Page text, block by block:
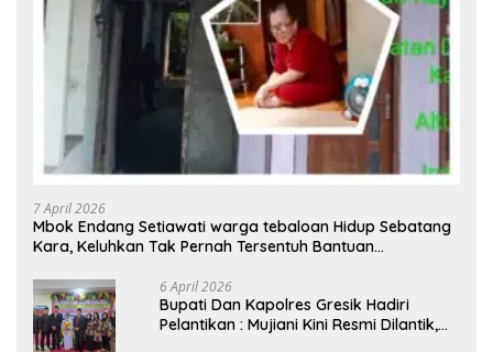
7 April 2026
Mbok Endang Setiawati warga tebaloan Hidup Sebatang
Kara, Keluhkan Tak Pernah Tersentuh Bantuan
6 April 2026
​Bupati Dan Kapolres Gresik Hadiri
Pelantikan : Mujiani Kini Resmi Dilantik,